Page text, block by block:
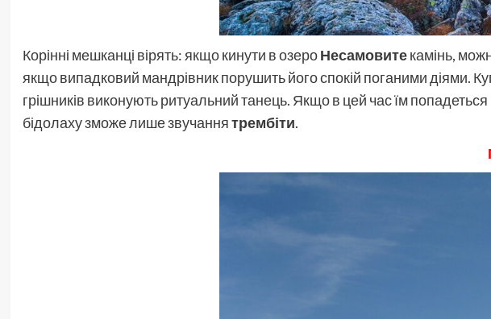
Корінні мешканці вірять: якщо кинути в озероНесамовитекамінь,
якщо випадковий мандрівник порушить його спокій поганими діями.
грішників виконують ритуальний танець. Якщо в цей час їм
бідолаху зможе лише звучаннятрембіти.